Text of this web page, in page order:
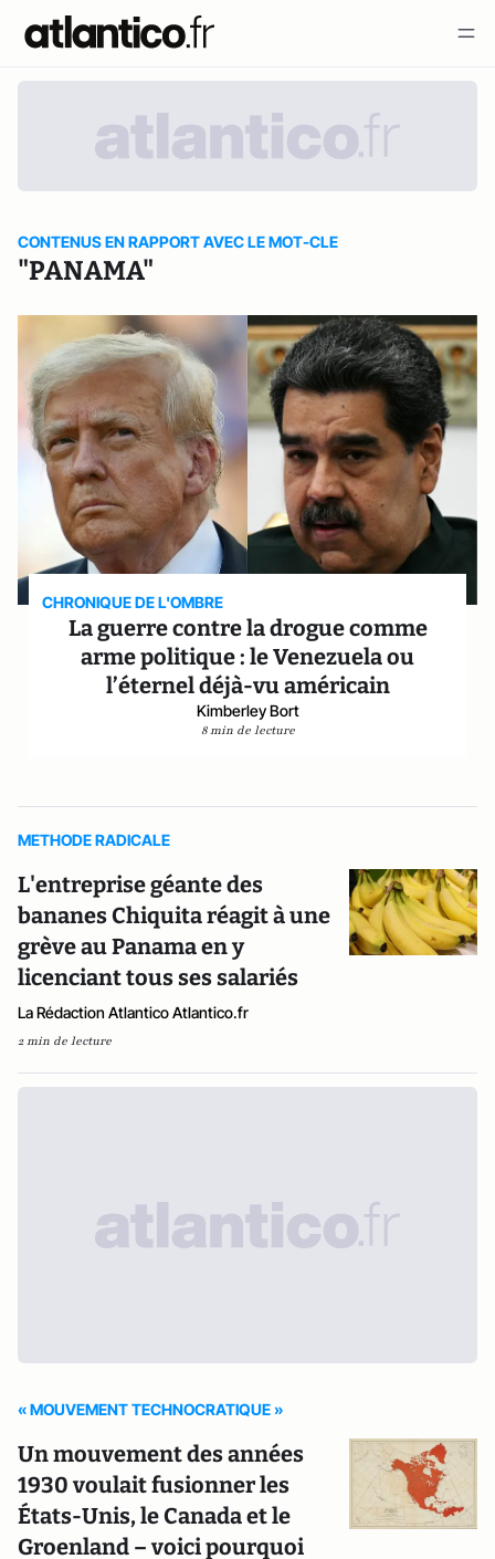
CONTENUS EN RAPPORT AVEC LE MOT-CLE
"PANAMA"
CHRONIQUE DE L'OMBRE
La guerre contre la drogue comme
arme politique : le Venezuela ou
l’éternel déjà-vu américain
Kimberley Bort
8 min de lecture
METHODE RADICALE
L'entreprise géante des
bananes Chiquita réagit à une
grève au Panama en y
licenciant tous ses salariés
La Rédaction Atlantico Atlantico.fr
2 min de lecture
« MOUVEMENT TECHNOCRATIQUE »
Un mouvement des années
1930 voulait fusionner les
États-Unis, le Canada et le
Groenland – voici pourquoi